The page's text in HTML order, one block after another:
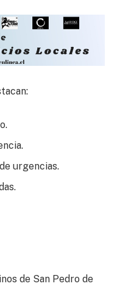
urgencias.
de San Pedro de